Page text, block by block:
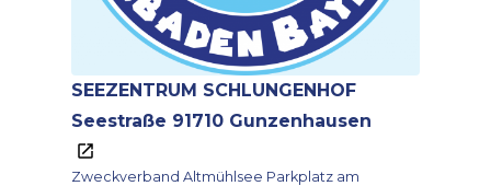
SEEZENTRUM SCHLUNGENHOF
Seestraße 91710 Gunzenhausen
Zweckverband Altmühlsee Parkplatz am